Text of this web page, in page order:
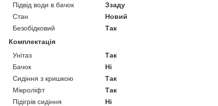
Підвід води в бачок
Ззаду
Стан
Новий
Безобідковий
Так
Комплектація
Унітаз
Так
Бачок
Ні
Сидіння з кришкою
Так
Мікроліфт
Так
Підігрів сидіння
Ні